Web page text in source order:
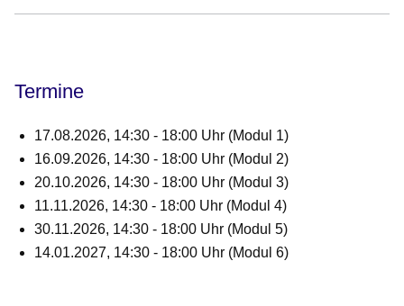
Termine
17.08.2026, 14:30 - 18:00 Uhr (Modul 1)
16.09.2026, 14:30 - 18:00 Uhr (Modul 2)
​20.10.2026, 14:30 - 18:00 Uhr (Modul 3)
11.11.2026, 14:30 - 18:00 Uhr (Modul 4)
30.11.2026, 14:30 - 18:00 Uhr (Modul 5)
14.01.2027, 14:30 - 18:00 Uhr (Modul 6)